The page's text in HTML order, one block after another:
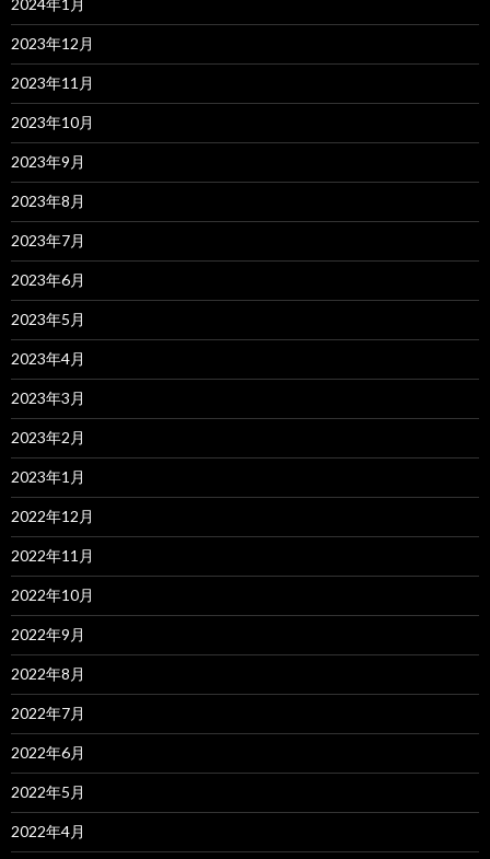
2023年12月
2023年11月
2023年10月
2023年9月
2023年8月
2023年7月
2023年6月
2023年5月
2023年4月
2023年3月
2023年2月
2023年1月
2022年12月
2022年11月
2022年10月
2022年9月
2022年8月
2022年7月
2022年6月
2022年5月
2022年4月